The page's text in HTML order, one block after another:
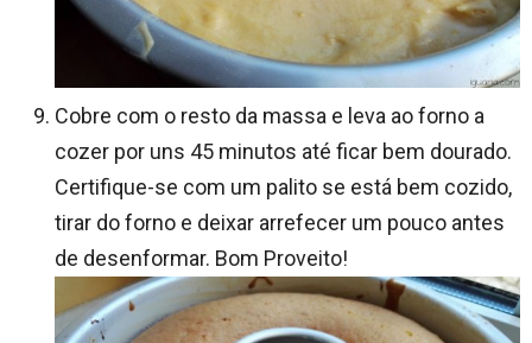
Cobre com o resto da massa e leva ao forno a
cozer por uns 45 minutos até ficar bem dourado.
Certifique-se com um palito se está bem cozido,
tirar do forno e deixar arrefecer um pouco antes
de desenformar. Bom Proveito!